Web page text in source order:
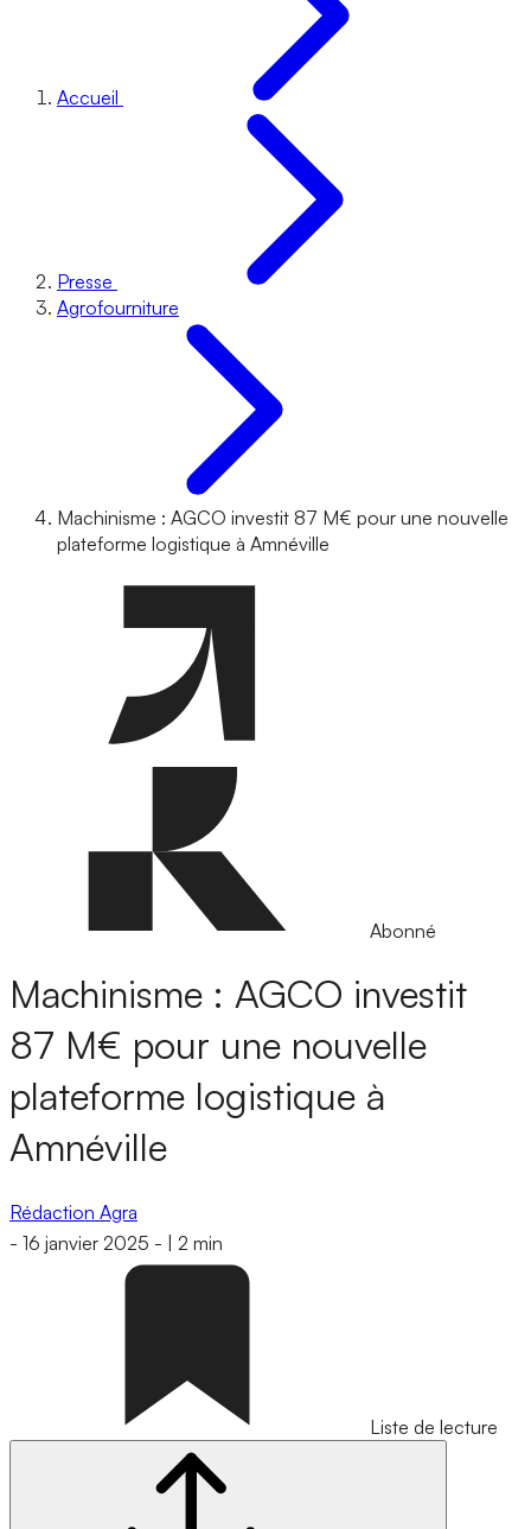
Accueil
Presse
Agrofourniture
Machinisme : AGCO investit 87 M€ pour une nouvelle
plateforme logistique à Amnéville
Abonné
Machinisme : AGCO investit
87 M€ pour une nouvelle
plateforme logistique à
Amnéville
Rédaction Agra
- 16 janvier 2025 - 2 min
Liste de lecture